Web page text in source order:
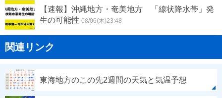
【速報】沖縄地方・奄美地方 「線状降水帯」発
生の可能性 08/06(木)23:48
関連リンク
東海地方のこの先2週間の天気と気温予想